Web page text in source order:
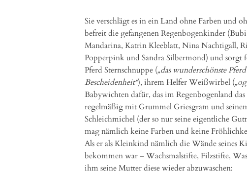
Sie verschlägt es in ein Land ohne Farben und
befreit die gefangenen Regenbogenkinder
Mandarina, Katrin Kleeblatt, Nina Nachtigall,
Popperpink und Sandra Silbermond) und sorgt
Pferd Sternschnuppe („das wunderschönste
Bescheidenheit“), ihrem Helfer Weißwirbel (
Babywichten dafür, das im Regenbogenland
regelmäßig mit Grummel Griesgram und
Schleichmichel (der so nur seine eigentliche
mag nämlich keine Farben und keine
Als er als Kleinkind nämlich die Wände seines
bekommen war – Wachsmalstifte, Filzstifte,
ihm seine Mutter diese wieder abzuwaschen: